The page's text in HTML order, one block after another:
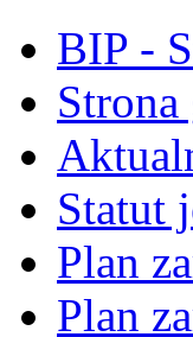
BIP -
Strona
Statut
Plan
Plan